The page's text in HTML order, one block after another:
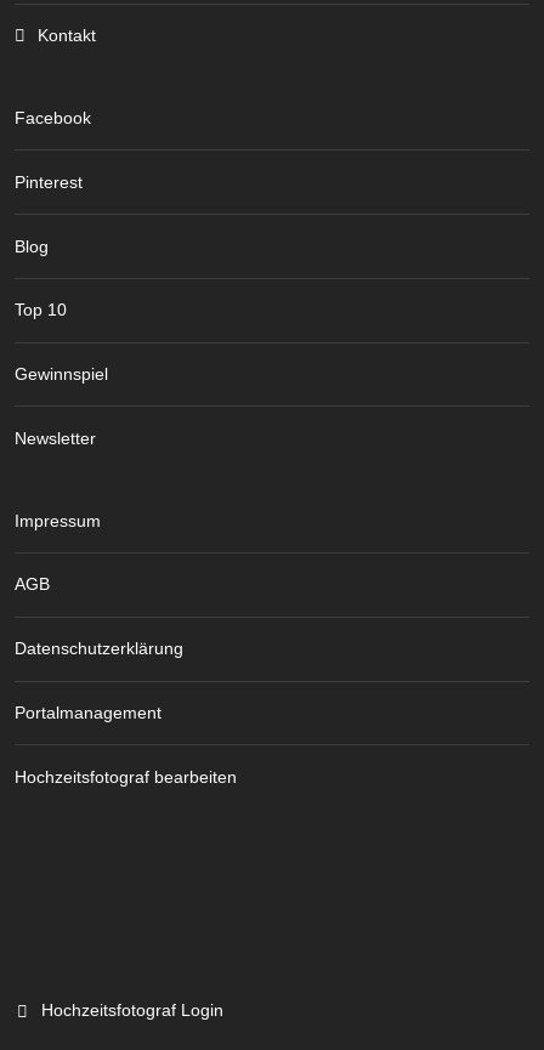
Kontakt
Facebook
Pinterest
Blog
Top 10
Gewinnspiel
Newsletter
Impressum
AGB
Datenschutzerklärung
Portalmanagement
Hochzeitsfotograf bearbeiten
Hochzeitsfotograf Login